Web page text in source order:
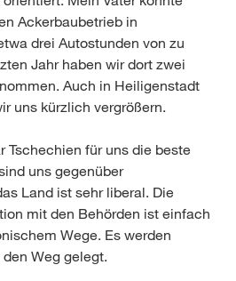
Ackerbaubetrieb in
drei Autostunden von zu
Jahr haben wir dort zwei
Auch in Heiligenstadt
uns kürzlich vergrößern.
Tschechien für uns die beste
uns gegenüber
Land ist sehr liberal. Die
mit den Behörden ist einfach
Wege. Es werden
Weg gelegt.